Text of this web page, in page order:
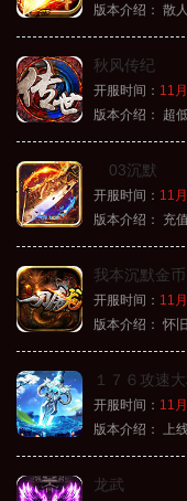
版本介绍： 散
秋风传纪
开服时间： 11
版本介绍：
超
03沉默
开服时间： 11
版本介绍：
充
我本沉默金币
开服时间： 11
版本介绍： 怀
１７６攻速
开服时间： 11
版本介绍：
上
龙武